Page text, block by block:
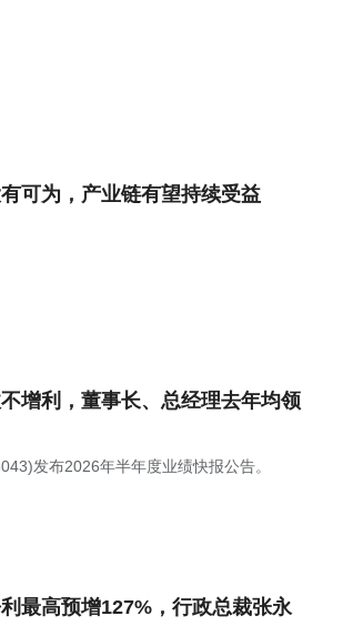
可为，产业链有望持续受益
增利，董事长、总经理去年均领
发布2026年半年度业绩快报公告。
最高预增127%，行政总裁张永